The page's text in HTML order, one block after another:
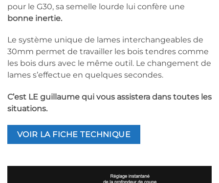
pour le G30, sa semelle lourde lui confère une
bonne inertie.
Le système unique de lames interchangeables de
30mm permet de travailler les bois tendres comme
les bois durs avec le même outil. Le changement de
lames s’effectue en quelques secondes.
C’est LE guillaume qui vous assistera dans toutes les
situations.
VOIR LA FICHE TECHNIQUE